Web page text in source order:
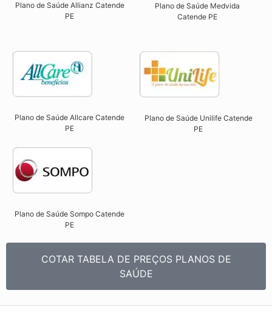
Plano de Saúde Allianz Catende
PE​
Plano de Saúde Medvida
Catende PE
Plano de Saúde Allcare Catende
PE​
Plano de Saúde Unilife Catende
PE​
Plano de Saúde Sompo Catende
PE​
COTAR TABELA DE PREÇOS PLANOS DE
SAÚDE